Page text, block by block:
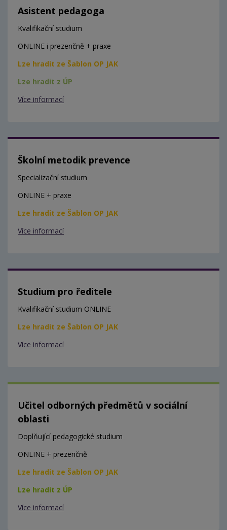
Asistent pedagoga
Kvalifikační studium
ONLINE i prezenčně + praxe
Lze hradit ze Šablon OP JAK
Lze hradit z ÚP
Více informací
Školní metodik prevence
Specializační studium
ONLINE + praxe
Lze hradit ze Šablon OP JAK
Více informací
Studium pro ředitele
Kvalifikační studium ONLINE
Lze hradit ze Šablon OP JAK
Více informací
Učitel odborných předmětů v sociální
oblasti
Doplňující pedagogické studium
ONLINE + prezenčně
Lze hradit ze Šablon OP JAK
Lze hradit z ÚP
Více informací